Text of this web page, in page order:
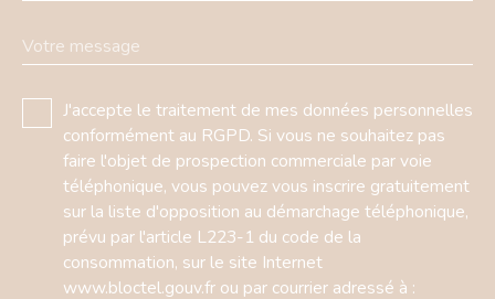
Votre message
J'accepte le traitement de mes données personnelles
conformément au RGPD. Si vous ne souhaitez pas
faire l'objet de prospection commerciale par voie
téléphonique, vous pouvez vous inscrire gratuitement
sur la liste d'opposition au démarchage téléphonique,
prévu par l'article L223-1 du code de la
consommation, sur le site Internet
www.bloctel.gouv.fr ou par courrier adressé à :